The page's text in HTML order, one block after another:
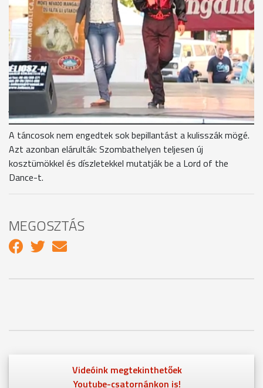
Krén Andrea, Papp Zoltán
A Lord of the Dance 1996-os megszületése óta hatalmas
stadionokat képes megtölteni folyamatosan a Föld bármely
pontján. Keveseknek adatik azonban meg, hogy a
géppuskalábú csapat tagja lehessen, hiszen a világjáró négy
csoport mindegyikében egyetlen üres helyre százak
jelentkeznek.
A táncosok nem engedtek sok bepillantást a kulisszák mögé.
Azt azonban elárulták: Szombathelyen teljesen új
kosztümökkel és díszletekkel mutatják be a Lord of the
Dance-t.
MEGOSZTÁS
Videóink megtekinthetőek
Youtube-csatornánkon is!